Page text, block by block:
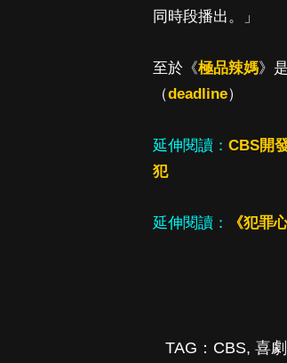
同時段播出。」
至於《極品辣媽》
（deadline）
延伸閱讀： CBS開
犯
延伸閱讀： 《犯罪
TAG： CBS, 喜劇